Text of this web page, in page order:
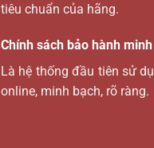
tiêu chuẩn của hãng.
Chính sách bảo hành
Là hệ thống đầu tiên sử
online, minh bạch, rõ ràng.